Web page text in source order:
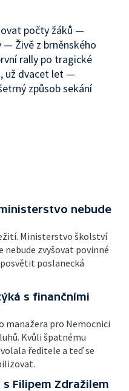
počty žáků —
Živě z brněnského
rally po tragické
už dvacet let —
způsob sekání
nebude
Ministerstvo školství
zvyšovat povinné
poslanecká
s finančními
manažera pro Nemocnici
Kvůli špatnému
ředitele a teď se
Filipem Zdražilem